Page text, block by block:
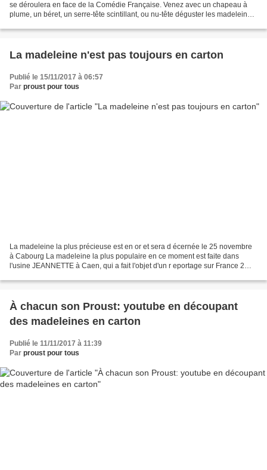
se déroulera en face de la Comédie Française. Venez avec un chapeau à
plume, un béret, un serre-tête scintillant, ou nu-tête déguster les madeleines
La madeleine n'est pas toujours en carton
Publié le 15/11/2017 à 06:57
Par proust pour tous
La madeleine la plus précieuse est en or et sera d écernée le 25 novembre
à Cabourg La madeleine la plus populaire en ce moment est faite dans
l'usine JEANNETTE à Caen, qui a fait l'objet d'un r eportage sur France 2
À chacun son Proust: youtube en découpant
des madeleines en carton
Publié le 11/11/2017 à 11:39
Par proust pour tous